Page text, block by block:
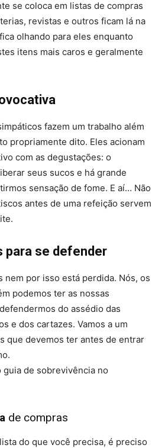
se coloca em listas de compras
revistas e outros ficam lá na
olhando para eles enquanto
itens mais caros e geralmente
fazem um trabalho além
propriamente dito. Eles acionam
com as degustações: o
seus sucos e há grande
sensação de fome. E aí… Não
antes de uma refeição servem
para se defender
nem por isso está perdida. Nós, os
podemos ter as nossas
do assédio das
e dos cartazes. Vamos a um
que devemos ter antes de entrar
guia de sobrevivência no
de compras
do que você precisa, é preciso